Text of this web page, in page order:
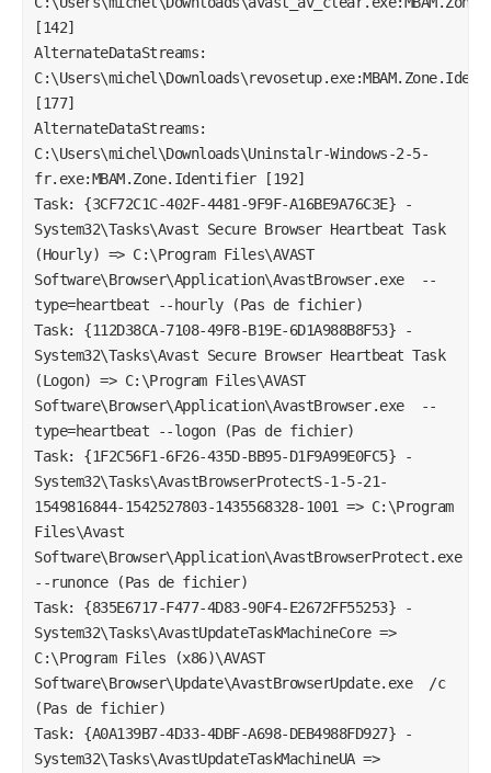
[142]
AlternateDataStreams:
[177]
AlternateDataStreams:
C:\Users\michel\Downloads\Uninstalr-Windows-2-5-
fr.exe:MBAM.Zone.Identifier [192]
Task: {3CF72C1C-402F-4481-9F9F-A16BE9A76C3E} -
System32\Tasks\Avast Secure Browser Heartbeat Task
(Hourly) => C:\Program Files\AVAST
Software\Browser\Application\AvastBrowser.exe  --
type=heartbeat --hourly (Pas de fichier)
Task: {112D38CA-7108-49F8-B19E-6D1A988B8F53} -
System32\Tasks\Avast Secure Browser Heartbeat Task
(Logon) => C:\Program Files\AVAST
Software\Browser\Application\AvastBrowser.exe  --
type=heartbeat --logon (Pas de fichier)
Task: {1F2C56F1-6F26-435D-BB95-D1F9A99E0FC5} -
System32\Tasks\AvastBrowserProtectS-1-5-21-
1549816844-1542527803-1435568328-1001 => C:\Program
Files\Avast
Software\Browser\Application\AvastBrowserProtect.exe
--runonce (Pas de fichier)
Task: {835E6717-F477-4D83-90F4-E2672FF55253} -
System32\Tasks\AvastUpdateTaskMachineCore =>
C:\Program Files (x86)\AVAST
Software\Browser\Update\AvastBrowserUpdate.exe  /c
(Pas de fichier)
Task: {A0A139B7-4D33-4DBF-A698-DEB4988FD927} -
System32\Tasks\AvastUpdateTaskMachineUA =>